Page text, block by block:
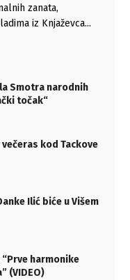
zanata,
iz Knjaževca...
Smotra narodnih
točak“
večeras kod Tackove
Ilić biće u Višem
harmonike
(VIDEO)